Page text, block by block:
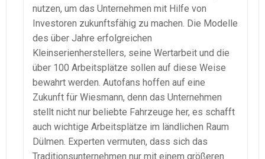
nutzen, um das Unternehmen mit Hilfe von
Investoren zukunftsfähig zu machen. Die Modelle
des über Jahre erfolgreichen
Kleinserienherstellers, seine Wertarbeit und die
über 100 Arbeitsplätze sollen auf diese Weise
bewahrt werden. Autofans hoffen auf eine
Zukunft für Wiesmann, denn das Unternehmen
stellt nicht nur beliebte Fahrzeuge her, es schafft
auch wichtige Arbeitsplätze im ländlichen Raum
Dülmen. Experten vermuten, dass sich das
Traditionsunternehmen nur mit einem größeren